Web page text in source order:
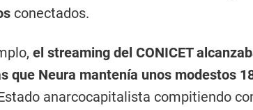
conectados.
el streaming del CONICET
que Neura mantenía unos modestos
anarcocapitalista compitiendo